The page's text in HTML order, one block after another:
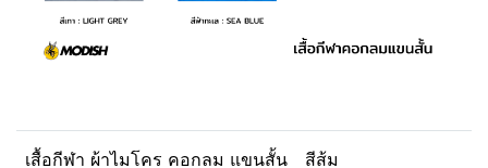
เสื้อกีฬา ผ้าไมโคร คอกลม แขนสั้น สีส้ม